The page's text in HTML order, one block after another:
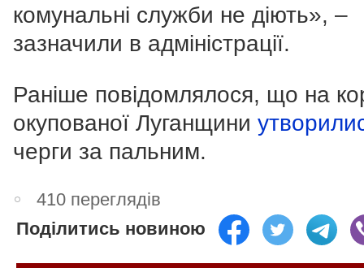
комунальні служби не діють», –
зазначили в адміністрації.
Раніше повідомлялося, що на
окупованої Луганщини
черги за пальним.
410 переглядів
Поділитись новиною